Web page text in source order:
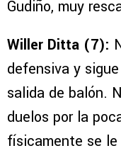
Gudiño, muy
Willer Ditta (7):
defensiva y
salida de balón.
duelos por la
físicamente se